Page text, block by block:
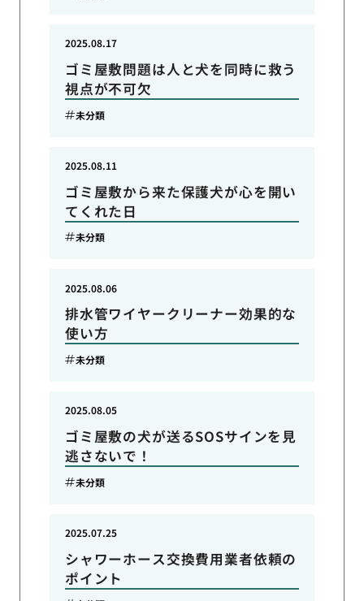
ゴミ屋敷問題は人と犬を同時に救う
視点が不可欠
2025.08.17
未分類
ゴミ屋敷から来た保護犬が心を開い
てくれた日
2025.08.11
未分類
排水管ワイヤークリーナー効果的な
使い方
2025.08.06
未分類
ゴミ屋敷の犬が送るSOSサインを見
逃さないで！
2025.08.05
未分類
シャワーホース交換費用業者依頼の
ポイント
2025.07.25